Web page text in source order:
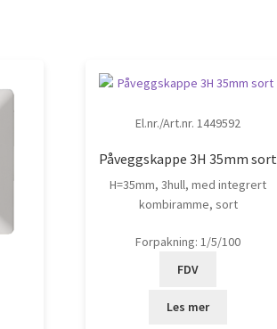
El.nr./Art.nr. 1449592
Påveggskappe 3H 35mm sort
H=35mm, 3hull, med integrert
kombiramme, sort
Forpakning: 1/5/100
FDV
Les mer